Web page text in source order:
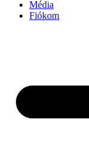
Média
Fiókom